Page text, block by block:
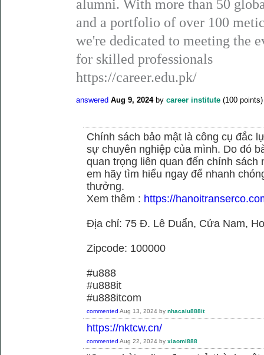
alumni. With more than 50
and a portfolio of over 100
we're dedicated to meeting the
for skilled professionals
https://career.edu.pk/
answered Aug 9, 2024 by career institute (100 points)
Chính sách bảo mật là công cụ đắc
sự chuyên nghiệp của mình. Do đó
quan trọng liên quan đến chính
em hãy tìm hiểu ngay để nhanh
thưởng.
Xem thêm : https://
Địa chỉ: 75 Đ. Lê Duẩn, Cửa Nam,
Zipcode: 100000
#u888
#u888it
#u888itcom
commented Aug 13, 2024 by nhacaiu888it
https://nktcw.cn/
commented Aug 22, 2024 by xiaomi888